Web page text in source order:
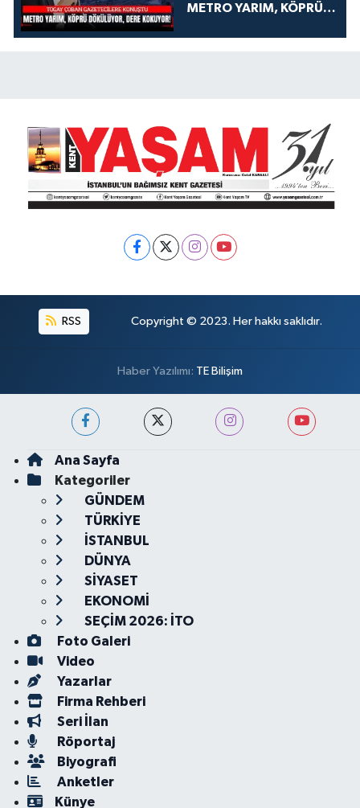
METRO YARIM, KÖPRÜ
KOKUYOR!
RSS Copyright © 2023. Her hakkı saklıdır.
Haber Yazılımı: TE Bilişim
Ana Sayfa
Kategoriler
GÜNDEM
TÜRKİYE
İSTANBUL
DÜNYA
SİYASET
EKONOMİ
SEÇİM 2026: İTO
Foto Galeri
Video
Yazarlar
Firma Rehberi
Seri İlan
Röportaj
Biyografi
Anketler
Künye